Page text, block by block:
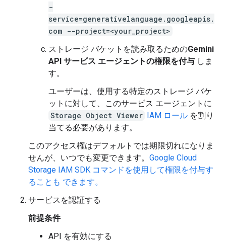
-
service=generativelanguage.googleapis.
com --project=<your_project>
ストレージ バケットを読み取るためのGemini
API サービス エージェントの権限を付与 しま
す。
ユーザーは、使用する特定のストレージ バケ
ットに対して、このサービス エージェントに
Storage Object Viewer IAM ロール を割り
当てる必要があります。
このアクセス権はデフォルトでは期限切れになりま
せんが、いつでも変更できます。 Google Cloud
Storage IAM SDK コマンドを使用して権限を付与す
ることも できます。
サービスを認証する
前提条件
API を有効にする